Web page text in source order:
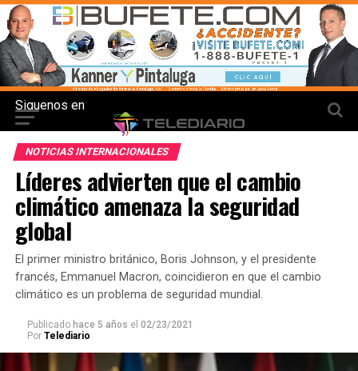
Siguenos en
NOTICIAS INTERNACIONALES
Líderes advierten que el cambio
climático amenaza la seguridad
global
El primer ministro británico, Boris Johnson, y el presidente
francés, Emmanuel Macron, coincidieron en que el cambio
climático es un problema de seguridad mundial.
Publicado hace 5 años el 02/23/2021
Por Telediario